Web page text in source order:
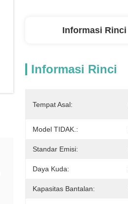
Informasi Rinci
Informasi Rinci
Tempat Asal:
Model TIDAK.:
Standar Emisi:
Daya Kuda:
Kapasitas Bantalan: